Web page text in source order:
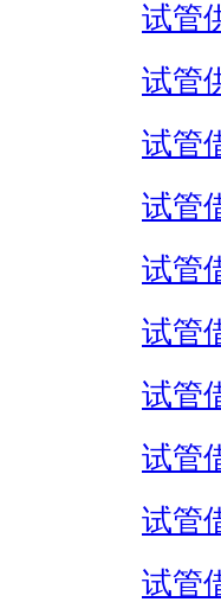
试管
试管
试管
试管
试管
试管
试管
试管
试管
试管